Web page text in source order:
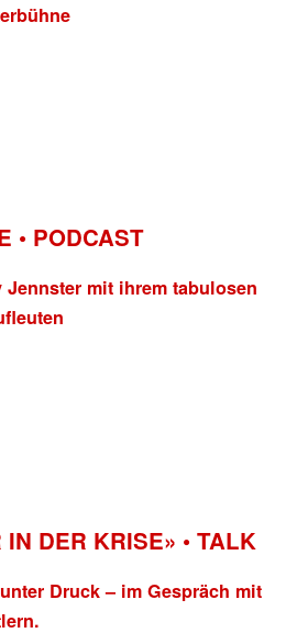
• PODCAST
mit ihrem tabulosen
DER KRISE» • TALK
Druck – im Gespräch mit